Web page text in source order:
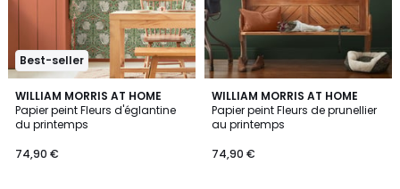
Best-seller
WILLIAM MORRIS AT HOME
Papier peint Fleurs d'églantine
du printemps
74,90 €
WILLIAM MORRIS AT HOME
Papier peint Fleurs de prunellier
au printemps
74,90 €